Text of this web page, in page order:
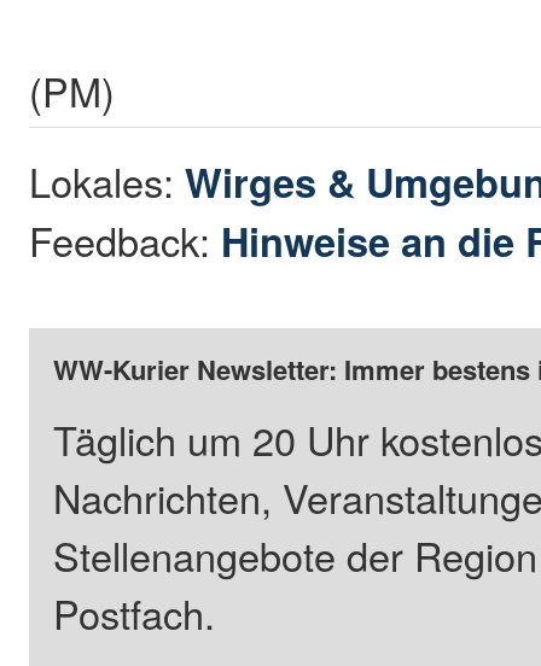
(PM)
Lokales:Wirges &
Feedback: Hinweise an die
WW-Kurier Newsletter: Immer
Täglich um 20 Uhr
Nachrichten,
Stellenangebote der
Postfach.